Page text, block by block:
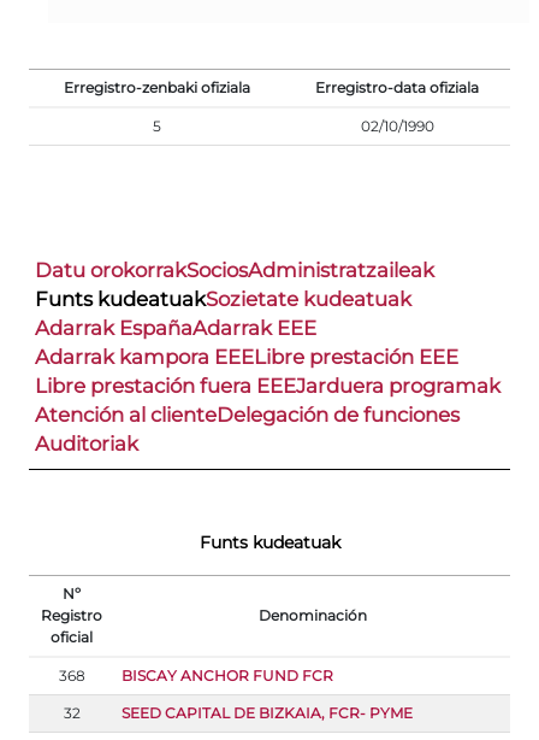
Erregistro-zenbaki ofiziala Erregistro-data ofiziala
5 02/10/1990
Datu orokorrakSociosAdministratzaileak
Funts kudeatuakSozietate kudeatuak
Adarrak EspañaAdarrak EEE
Adarrak kampora EEELibre prestación EEE
Libre prestación fuera EEEJarduera programak
Atención al clienteDelegación de funciones
Auditoriak
Funts kudeatuak
Nº
Registro
oficial
Denominación
368 BISCAY ANCHOR FUND FCR
32 SEED CAPITAL DE BIZKAIA, FCR- PYME